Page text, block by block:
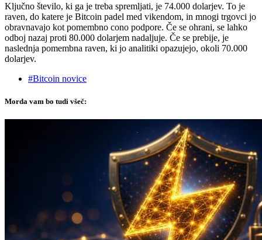
Ključno število, ki ga je treba spremljati, je 74.000 dolarjev. To je
raven, do katere je Bitcoin padel med vikendom, in mnogi trgovci jo
obravnavajo kot pomembno cono podpore. Če se ohrani, se lahko
odboj nazaj proti 80.000 dolarjem nadaljuje. Če se prebije, je
naslednja pomembna raven, ki jo analitiki opazujejo, okoli 70.000
dolarjev.
#Bitcoin novice
Morda vam bo tudi všeč: